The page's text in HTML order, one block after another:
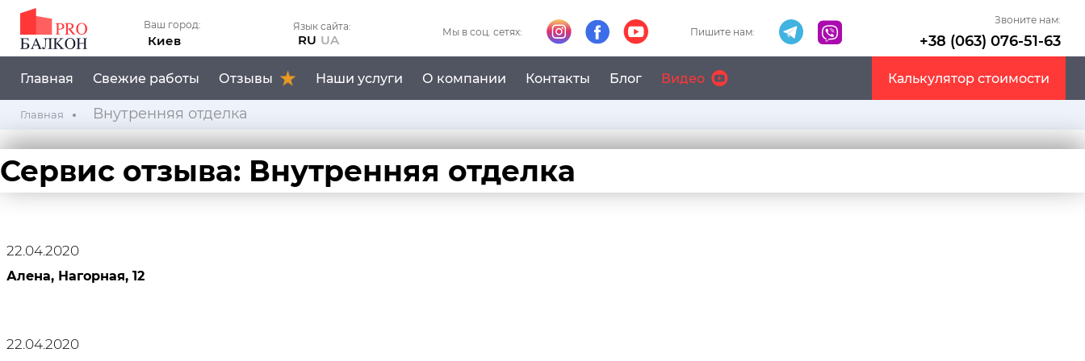
Ваш город:
Киев
Язык сайта:
RU UA
Мы в соц. сетях: Пишите нам:
Звоните нам:
+38 (063) 076-51-63
Главная Свежие работы Отзывы Наши услуги О компании Контакты Блог Видео Калькулятор стоимости
Главная Внутренняя отделка
Сервис отзыва: Внутренняя отделка
22.04.2020
Алена, Нагорная, 12
22.04.2020